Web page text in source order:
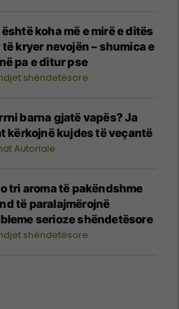
është koha më e mirë e ditës
të kryer nevojën – shumica e
pa e ditur pse
shëndetësore
barna gjatë vapës? Ja
kërkojnë kujdes të veçantë
Autoriale
tri aroma të pakëndshme
të paralajmërojnë
serioze shëndetësore
shëndetësore